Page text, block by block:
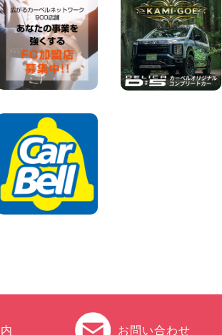
奈川県 横浜旭南本宿町店
100円レンタカー 横浜旭南本宿町
2026年08月07日
お引越しに便利で最適!(禁煙
車両) 香川県 坂出川津店
100円レンタカー 坂出川津
2026年08月07日
2台になりました!】 岐阜県 各
務原那加店
お問い合わせ